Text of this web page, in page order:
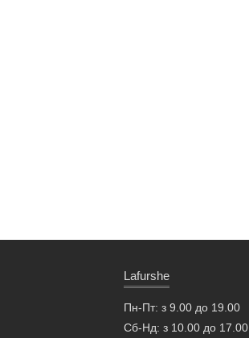
Lafurshe
Пн-Пт: з 9.00 до 19.00
Сб-Нд: з 10.00 до 17.00